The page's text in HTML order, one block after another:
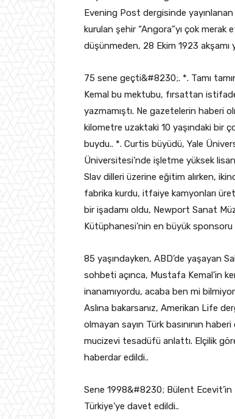
Evening Post dergisinde
kurulan şehir “Angora”yı çok merak
düşünmeden, 28 Ekim 1923 akşamı
75 sene geçti&#8230;. *. Tamı
Kemal bu mektubu, fırsattan
yazmamıştı. Ne gazetelerin haberi
kilometre uzaktaki 10 yaşındaki bir
buydu.. *. Curtis büyüdü, Yale
Üniversitesi’nde işletme yüksek
Slav dilleri üzerine eğitim alırken,
fabrika kurdu, itfaiye kamyonları
bir işadamı oldu, Newport Sanat
Kütüphanesi’nin en büyük sponsoru
85 yaşındayken, ABD’de yaşayan
sohbeti açınca, Mustafa Kemal’in
inanamıyordu, acaba ben mi
Aslına bakarsanız, Amerikan Life
olmayan sayın Türk basınının
mucizevi tesadüfü anlattı. Elçilik
haberdar edildi..
Sene 1998&#8230; Bülent Ecevit’in
Türkiye’ye davet edildi..